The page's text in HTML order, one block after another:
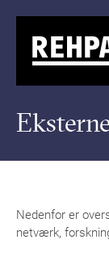
Nedenfor er
netværk,